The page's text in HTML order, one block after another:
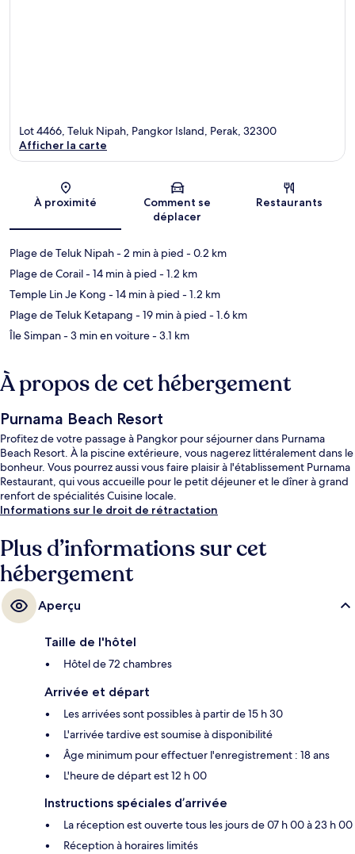
Carte
Lot 4466, Teluk Nipah, Pangkor Island, Perak, 32300
Afficher la carte
À proximité
Comment se
déplacer
Restaurants
Plage de Teluk Nipah- 2 min à pied - 0.2 km
Plage de Corail- 14 min à pied - 1.2 km
Temple Lin Je Kong - 14 min à pied - 1.2 km
Plage de Teluk Ketapang - 19 min à pied - 1.6 km
Île Simpan- 3 min en voiture- 3.1 km
À propos de cet hébergement
Purnama Beach Resort
Profitez de votre passage à Pangkor pour séjourner dans Purnama
Beach Resort. À la piscine extérieure, vous nagerez littéralement dans le
bonheur. Vous pourrez aussi vous faire plaisir à l'établissement Purnama
Restaurant, qui vous accueille pour le petit déjeuner et le dîner à grand
renfort de spécialités Cuisine locale.
Informations sur le droit de rétractation
Plus d’informations sur cet
hébergement
Aperçu
Taille de l'hôtel
Hôtel de 72 chambres
Arrivée et départ
Les arrivées sont possibles à partir de 15 h 30
L'arrivée tardive est soumise à disponibilité
Âge minimum pour effectuer l'enregistrement : 18 ans
L'heure de départ est 12 h 00
Instructions spéciales d’arrivée
La réception est ouverte tous les jours de 07 h 00 à 23 h 00
Réception à horaires limités